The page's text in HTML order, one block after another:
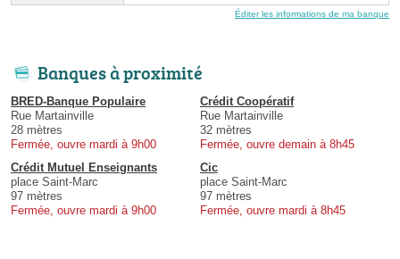
Éditer les informations de ma banque
Banques à proximité
BRED-Banque Populaire
Rue Martainville
28 mètres
Fermée, ouvre mardi à 9h00
Crédit Coopératif
Rue Martainville
32 mètres
Fermée, ouvre demain à 8h45
Crédit Mutuel Enseignants
place Saint-Marc
97 mètres
Fermée, ouvre mardi à 9h00
Cic
place Saint-Marc
97 mètres
Fermée, ouvre mardi à 8h45